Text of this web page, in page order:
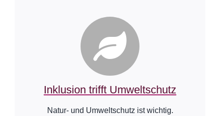
Inklusion trifft Umweltschutz
Natur- und Umweltschutz ist wichtig.